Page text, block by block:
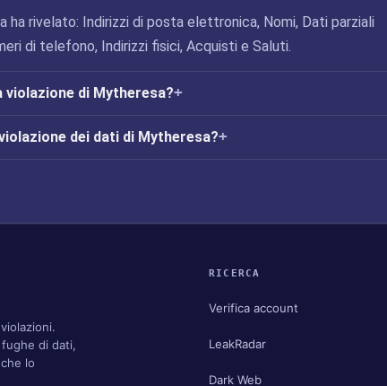
ha rivelato: Indirizzi di posta elettronica, Nomi, Dati parziali
di telefono, Indirizzi fisici, Acquisti e Saluti.
violazione di Mytheresa?
dei dati di Mytheresa?
di dati,
lo
RICERCA
Verifica account
LeakRadar
Dark Web